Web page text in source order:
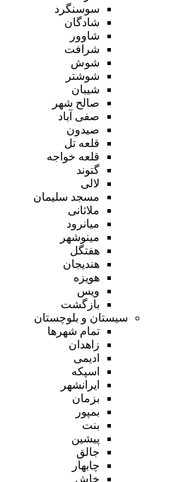
سوسنگرد
شادگان
شاوور
شرافت
شوش
شوشتر
شیبان
صالح شهر
صفی آباد
صیدون
قلعه تل
قلعه خواجه
گتوند
لالی
مسجد سلیمان
ملاثانی
میانرود
مینوشهر
هفتگل
هندیجان
هویزه
ویس
بازگشت
سیستان و بلوچستان
تمام شهر‌ها
زاهدان
ادیمی
اسپکه
ایرانشهر
بزمان
بمپور
بنت
پیشین
جالق
چابهار
خاش